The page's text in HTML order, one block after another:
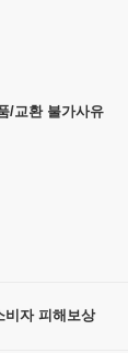
/교환 불가사유
비자 피해보상